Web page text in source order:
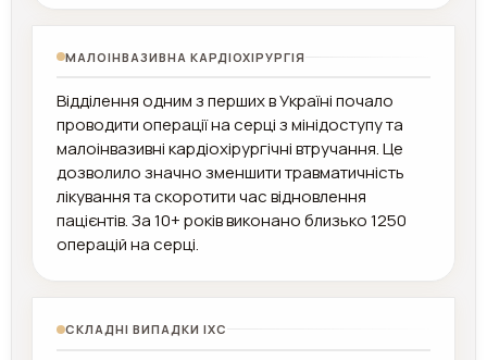
МАЛОІНВАЗИВНА КАРДІОХІРУРГІЯ
Відділення одним з перших в Україні почало
проводити операції на серці з мінідоступу та
малоінвазивні кардіохірургічні втручання. Це
дозволило значно зменшити травматичність
лікування та скоротити час відновлення
пацієнтів. За 10+ років виконано близько 1250
операцій на серці.
СКЛАДНІ ВИПАДКИ ІХС